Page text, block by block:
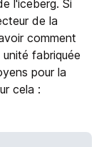
l'iceberg. Si
de la
comment
fabriquée
pour la
cela :